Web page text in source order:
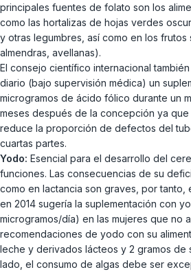
principales fuentes de folato son los
como las hortalizas de hojas verdes
y otras legumbres, así como en los frutos
almendras, avellanas).
El consejo científico internacional
diario (bajo supervisión médica) un
microgramos de ácido fólico durante un
meses después de la concepción ya
reduce la proporción de defectos del
cuartas partes.
Yodo: Esencial para el desarrollo del
funciones. Las consecuencias de su
como en lactancia son graves, por tanto,
en 2014 sugería la suplementación con
microgramos/día) en las mujeres que no
recomendaciones de yodo con su
leche y derivados lácteos y 2 gramos de
lado, el consumo de algas debe ser